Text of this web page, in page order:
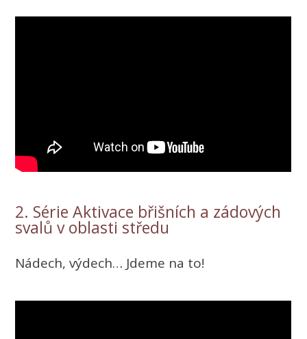
2. Série Aktivace břišních a zádových
svalů v oblasti středu
Nádech, výdech… Jdeme na to!